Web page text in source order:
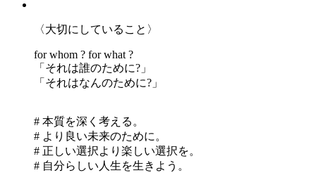
〈大切にしていること〉
for whom ? for what ?
「 それは誰のために?」
「 それはなんのために?」
# 本質を深く考える。
# より良い未来のために。
# 正しい選択より楽しい選択を。
# 自分らしい人生を生きよう。